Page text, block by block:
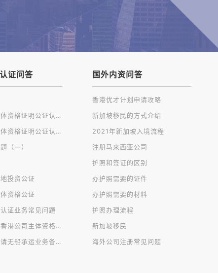
证问答
开曼公司主体资格证明公证认证
英国公司主体资格证明公证认证
（一）
投资公证
资格公证
证业务常见问题
免过港办理香港公司主体资格公证认证
香港公司申请无船承运业务备案
国外内资问答
香港优才计划申请攻略
新加坡移民的方式介绍
2021年新加坡入境流程
注册马来西亚公司
护照和签证的区别
办护照需要的证件
办护照需要的材料
护照办理流程
新加坡移民
海外公司注册常见问题